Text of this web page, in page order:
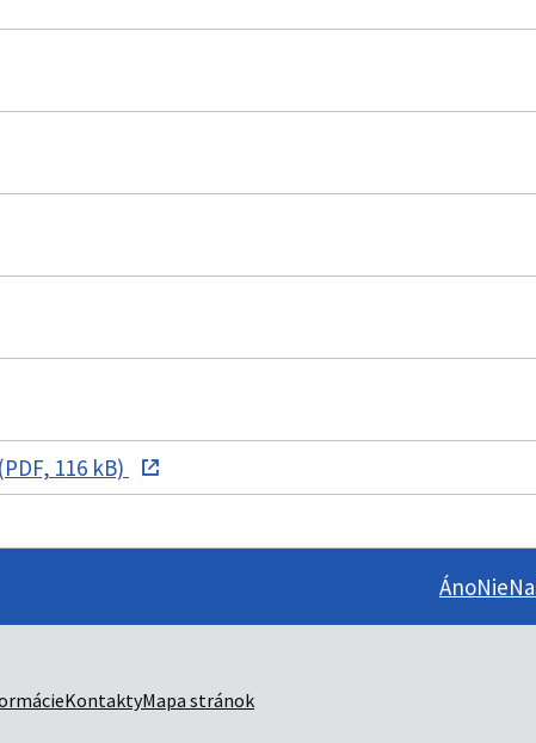
116 kB)
ÁnoNie
KontaktyMapa stránok